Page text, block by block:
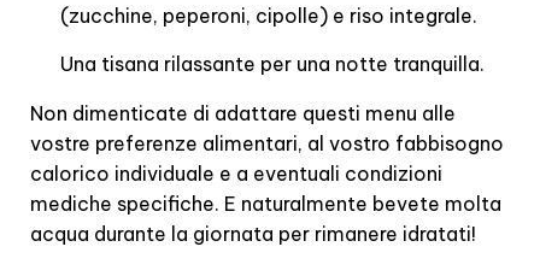
(zucchine, peperoni, cipolle) e riso integrale.
Una tisana rilassante per una notte tranquilla.
Non dimenticate di adattare questi menu alle
vostre preferenze alimentari, al vostro fabbisogno
calorico individuale e a eventuali condizioni
mediche specifiche. E naturalmente bevete molta
acqua durante la giornata per rimanere idratati!